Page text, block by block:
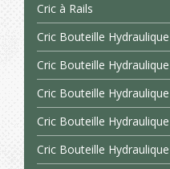
Cric à Rails
Cric Bouteille
Cric Bouteille
Cric Bouteille
Cric Bouteille
Cric Bouteille